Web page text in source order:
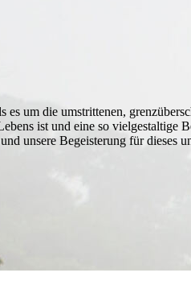
um die umstrittenen,
ist und eine so vielgestaltige
unsere Begeisterung für dieses